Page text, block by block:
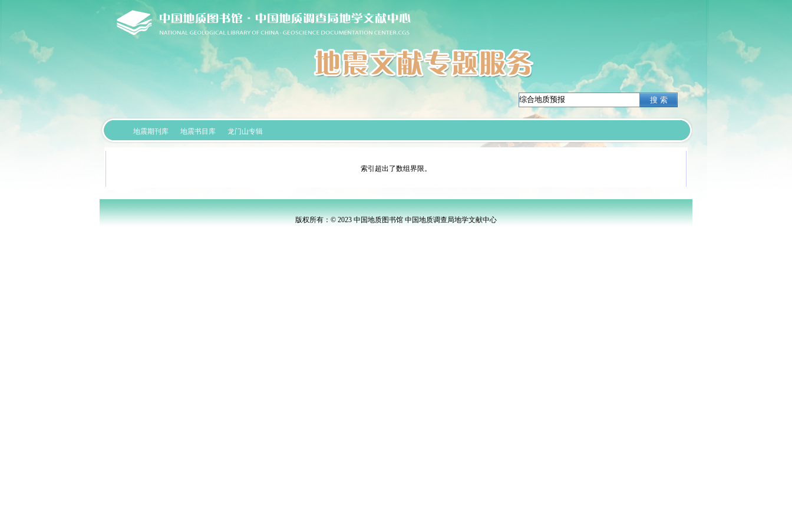
地震期刊库 地震书目库 龙门山专辑
索引超出了数组界限。
版权所有：© 2023 中国地质图书馆 中国地质调查局地学文献中心